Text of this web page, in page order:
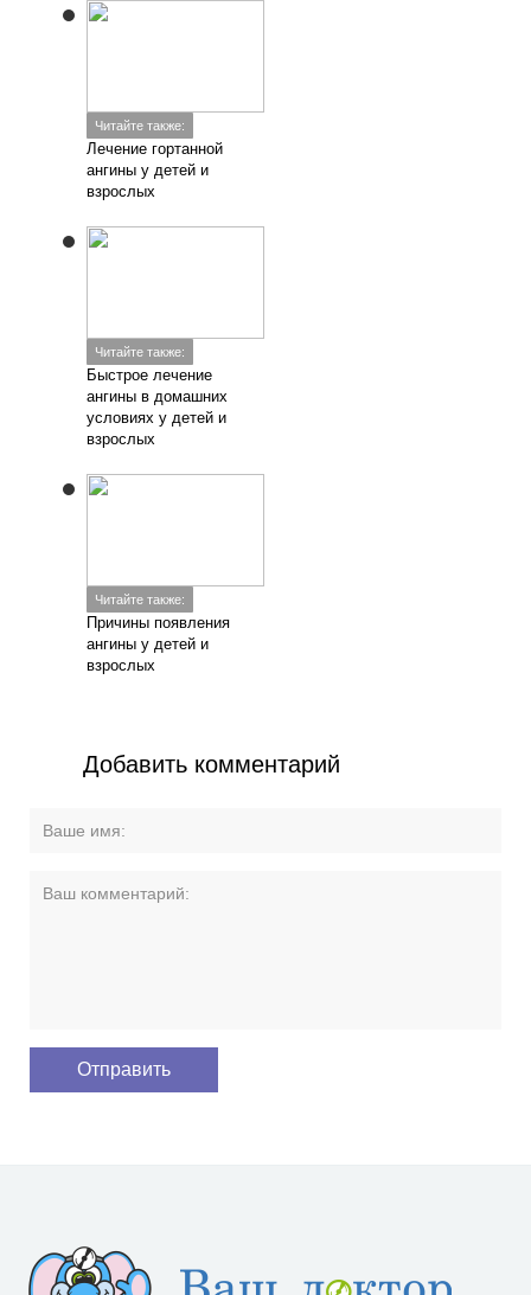
Читайте также:
Лечение гортанной
ангины у детей и
взрослых
Читайте также:
Быстрое лечение
ангины в домашних
условиях у детей и
взрослых
Читайте также:
Причины появления
ангины у детей и
взрослых
Добавить комментарий